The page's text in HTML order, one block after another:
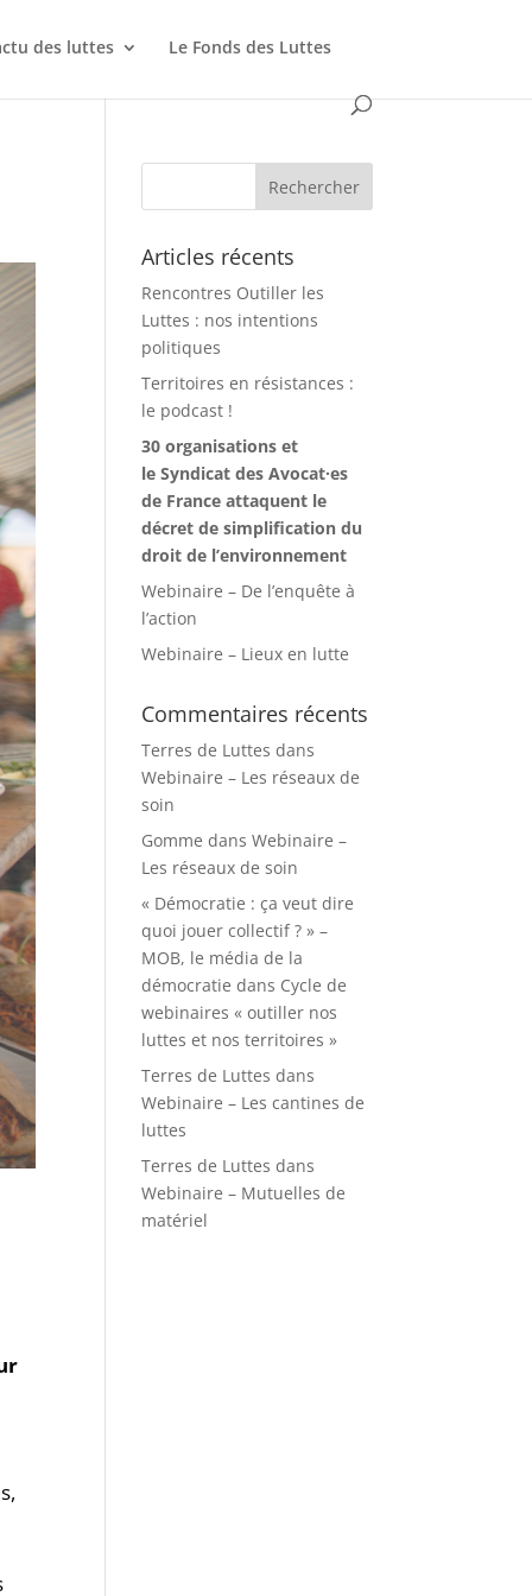
des luttes Le Fonds des Luttes
Articles récents
Rencontres Outiller les
Luttes : nos intentions
politiques
Territoires en résistances :
le podcast !
30 organisations et
le Syndicat des Avocat·es
de France attaquent le
décret de simplification du
droit de l’environnement
Webinaire – De l’enquête à
l’action
Webinaire – Lieux en lutte
Commentaires récents
Terres de Luttes dans
Webinaire – Les réseaux de
soin
Gomme dansWebinaire –
Les réseaux de soin
« Démocratie : ça veut dire
quoi jouer collectif ? » –
MOB, le média de la
démocratie dans Cycle de
webinaires « outiller nos
luttes et nos territoires »
Terres de Luttes dans
Webinaire – Les cantines de
luttes
Terres de Luttes dans
Webinaire – Mutuelles de
matériel